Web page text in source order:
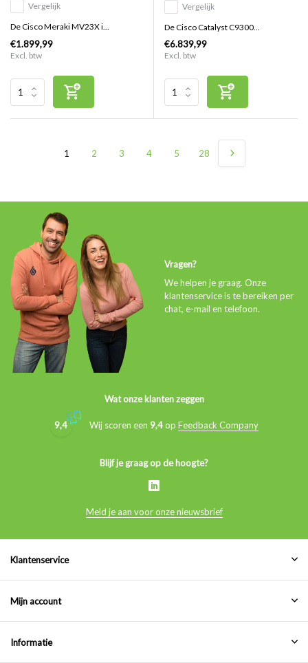
Vergelijk
De Cisco Meraki MV23X i...
€1.899,99
Excl. btw
Vergelijk
De Cisco Catalyst C9300...
€6.839,99
Excl. btw
1 2 3 4 5 28
Vragen?
We helpen je graag. Onze
klantenservice is te bereiken per
chat, e-mail en telefoon.
Wat onze klanten zeggen
9,4 Wij scoren een 9,4op Feedback Company
Blijf je graag op de hoogte?
Meld je aan voor onze nieuwsbrief
Klantenservice
Mijn account
Informatie